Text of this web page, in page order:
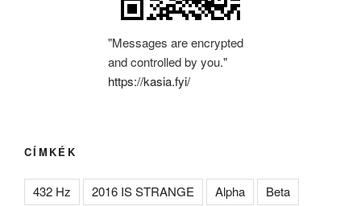
"Messages are encrypted
and controlled by you."
https://kasia.fyi/
CÍMKÉK
432 Hz 2016 IS STRANGE Alpha
Beta